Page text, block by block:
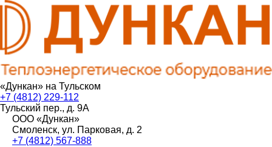
«Дункан» на Тульском
+7 (4812) 229-112
Тульский пер., д. 9А
ООО «Дункан»
Смоленск, ул. Парковая, д. 2
+7 (4812) 567-888